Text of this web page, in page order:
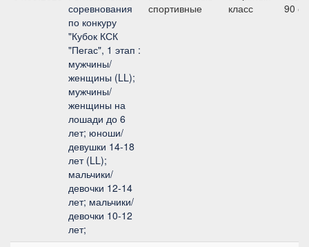
соревнования
по конкуру
"Кубок КСК
"Пегас", 1 этап :
мужчины/
женщины (LL);
мужчины/
женщины на
лошади до 6
лет; юноши/
девушки 14-18
лет (LL);
мальчики/
девочки 12-14
лет; мальчики/
девочки 10-12
лет;
спортивные
класс
90 см